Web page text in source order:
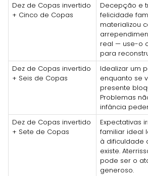
Dez de Copas invertido
+ Cinco de Copas
Decepção e
felicidade
materializou
real — use-o
para
Dez de Copas invertido
+ Seis de Copas
Idealizar um
enquanto se
presente
Problemas
infância
Dez de Copas invertido
+ Sete de Copas
Expectativas
familiar ideal
à dificuldade
existe.
pode ser o
generoso.